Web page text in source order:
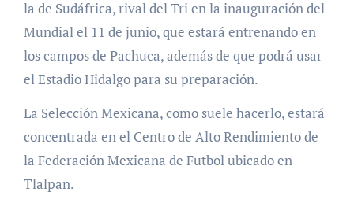
la de Sudáfrica, rival del Tri en la inauguración del
Mundial el 11 de junio, que estará entrenando en
los campos de Pachuca, además de que podrá usar
el Estadio Hidalgo para su preparación.
La Selección Mexicana, como suele hacerlo, estará
concentrada en el Centro de Alto Rendimiento de
la Federación Mexicana de Futbol ubicado en
Tlalpan.